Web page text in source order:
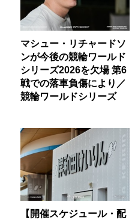
マシュー・リチャードソ
ンが今後の競輪ワールド
シリーズ2026を欠場 第6
戦での落車負傷により／
競輪ワールドシリーズ
【開催スケジュール・配